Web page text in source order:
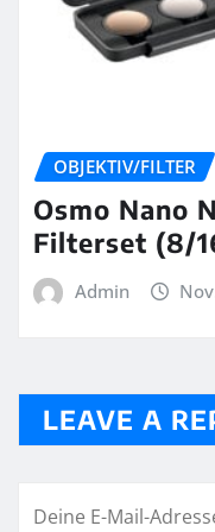
OBJEKTIV/FILTER
Osmo Nano
Filterset (8/
Admin
LEAVE A
Deine E-Mail-